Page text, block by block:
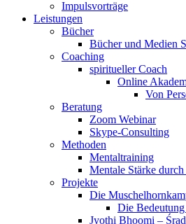
Impulsvorträge
Leistungen
Bücher
Bücher und Medien
Coaching
spiritueller Coach
Online
Von
Beratung
Zoom Webinar
Skype-Consulting
Methoden
Mentaltraining
Mentale Stärke
Projekte
Die
Die
Jyothi Bhoomi –